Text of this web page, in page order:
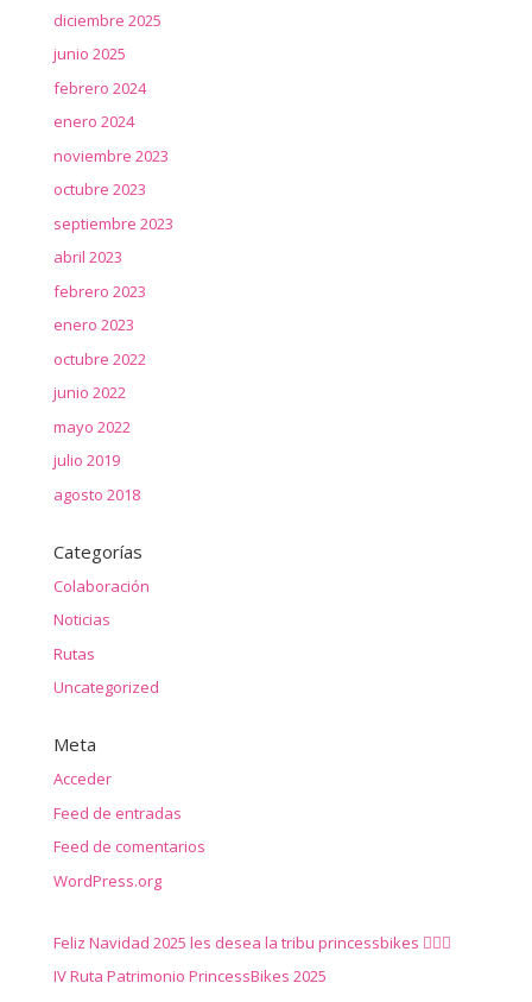
diciembre 2025
junio 2025
febrero 2024
enero 2024
noviembre 2023
octubre 2023
septiembre 2023
abril 2023
febrero 2023
enero 2023
octubre 2022
junio 2022
mayo 2022
julio 2019
agosto 2018
Categorías
Colaboración
Noticias
Rutas
Uncategorized
Meta
Acceder
Feed de entradas
Feed de comentarios
WordPress.org
Feliz Navidad 2025 les desea la tribu princessbikes 🚴‍♀️✨
IV Ruta Patrimonio PrincessBikes 2025